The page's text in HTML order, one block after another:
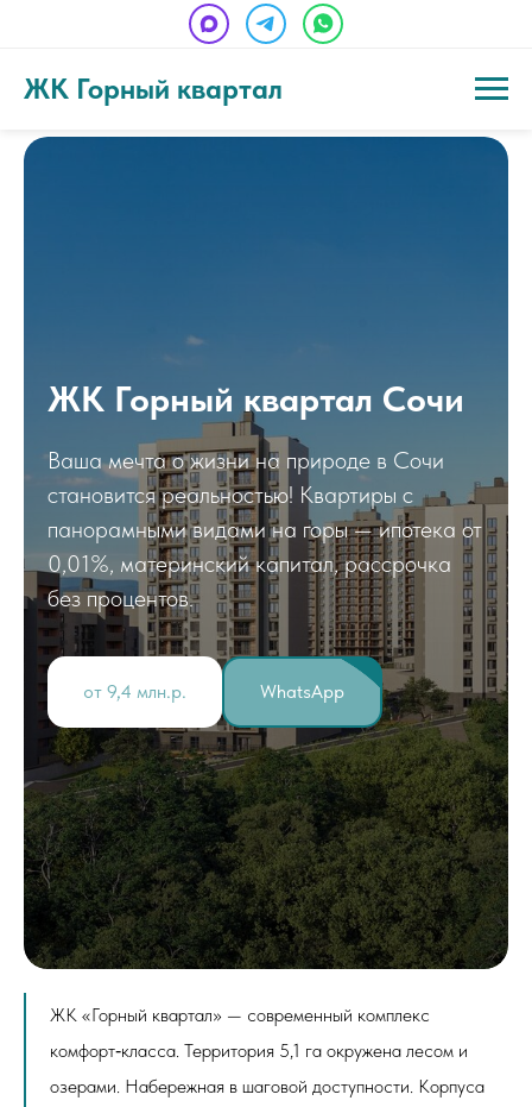
ЖК Горный квартал
ЖК Горный квартал Сочи
Ваша мечта о жизни на природе в Сочи
становится реальностью! Квартиры с
панорамными видами на горы — ипотека от
0,01%, материнский капитал, рассрочка
без процентов.
от 9,4 млн.р. WhatsApp
ЖК «Горный квартал» — современный комплекс
комфорт‑класса. Территория 5,1 га окружена лесом и
озерами. Набережная в шаговой доступности. Корпуса